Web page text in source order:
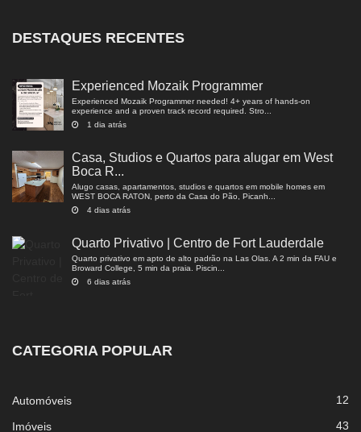
DESTAQUES RECENTES
Experienced Mozaik Programmer
Experienced Mozaik Programmer needed! 4+ years of hands-on
experience and a proven track record required. Stro...
1 dia atrás
Casa, Studios e Quartos para alugar em West
Boca R...
Alugo casas, apartamentos, studios e quartos em mobile homes em
WEST BOCA RATON, perto da Casa do Pão, Picanh...
4 dias atrás
Quarto Privativo | Centro de Fort Lauderdale
Quarto privativo em apto de alto padrão na Las Olas. A 2 min da FAU e
Broward College, 5 min da praia. Piscin...
6 dias atrás
CATEGORIA POPULAR
Automóveis 12
Imóveis 43